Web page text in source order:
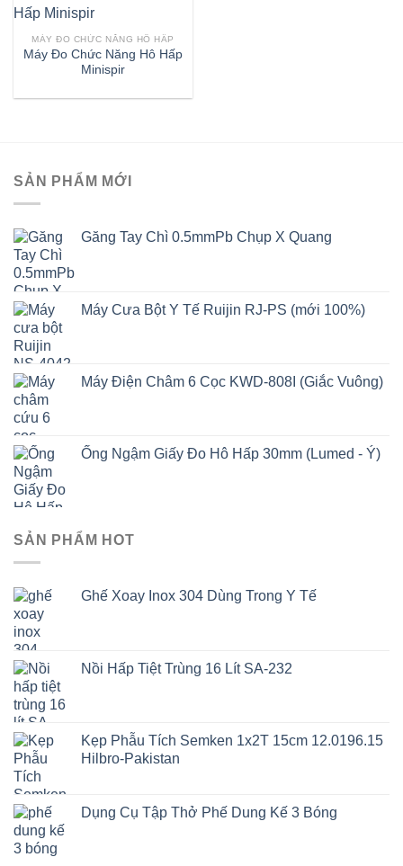
MÁY ĐO CHỨC NĂNG HÔ HẤP
Máy Đo Chức Năng Hô Hấp
Minispir
SẢN PHẨM MỚI
Găng Tay Chì 0.5mmPb Chụp X Quang
Máy Cưa Bột Y Tế Ruijin RJ-PS (mới 100%)
Máy Điện Châm 6 Cọc KWD-808I (Giắc Vuông)
Ống Ngậm Giấy Đo Hô Hấp 30mm (Lumed - Ý)
SẢN PHẨM HOT
Ghế Xoay Inox 304 Dùng Trong Y Tế
Nồi Hấp Tiệt Trùng 16 Lít SA-232
Kẹp Phẫu Tích Semken 1x2T 15cm 12.0196.15
Hilbro-Pakistan
Dụng Cụ Tập Thở Phế Dung Kế 3 Bóng